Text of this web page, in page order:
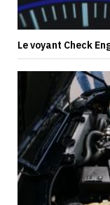
Le voyant Check